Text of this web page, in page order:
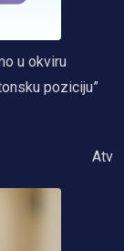
u okviru
poziciju”
Atv